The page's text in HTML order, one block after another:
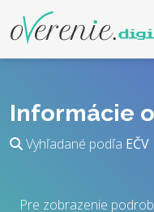
Informácie
Vyhľadané podľa EČV
Pre zobrazenie